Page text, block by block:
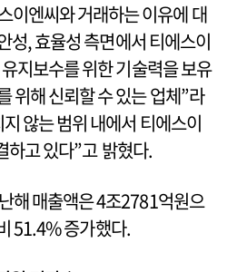
이엔씨와 거래하는 이유에 대
성, 효율성 측면에서 티에스이
지보수를 위한 기술력을 보유
위해 신뢰할 수 있는 업체”라
않는 범위 내에서 티에스이
하고 있다”고 밝혔다.
해 매출액은 4조2781억원으
51.4% 증가했다.